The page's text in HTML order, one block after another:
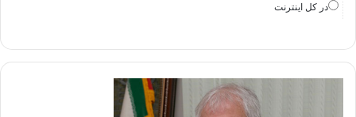
در كل اينترنت